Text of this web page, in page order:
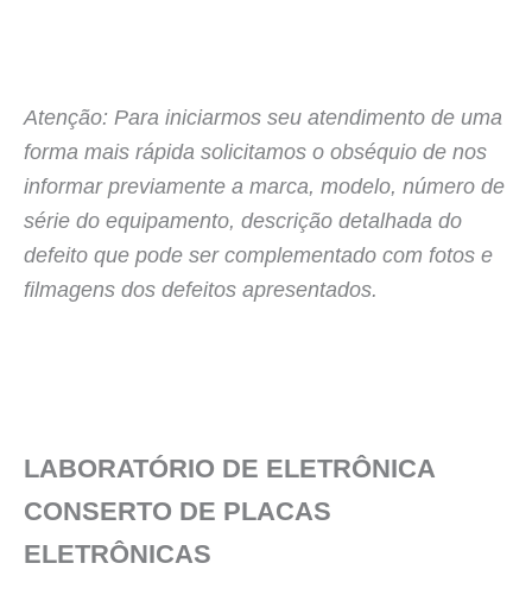
Atenção: Para iniciarmos seu atendimento de uma
forma mais rápida solicitamos o obséquio de nos
informar previamente a marca, modelo, número de
série do equipamento, descrição detalhada do
defeito que pode ser complementado com fotos e
filmagens dos defeitos apresentados.
LABORATÓRIO DE ELETRÔNICA
CONSERTO DE PLACAS
ELETRÔNICAS